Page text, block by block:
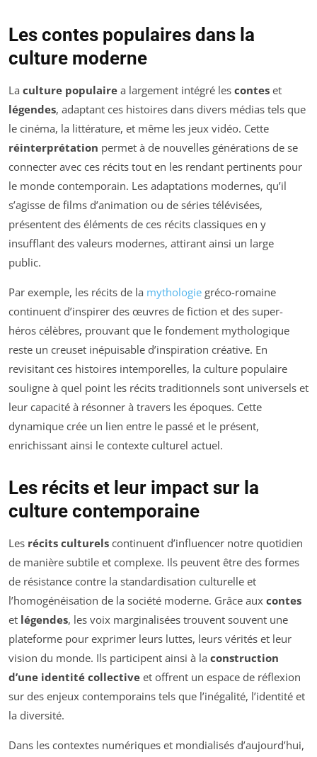
Les contes populaires dans la
culture moderne
La culture populaire a largement intégré les contes et
légendes, adaptant ces histoires dans divers médias tels que
le cinéma, la littérature, et même les jeux vidéo. Cette
réinterprétation permet à de nouvelles générations de se
connecter avec ces récits tout en les rendant pertinents pour
le monde contemporain. Les adaptations modernes, qu’il
s’agisse de films d’animation ou de séries télévisées,
présentent des éléments de ces récits classiques en y
insufflant des valeurs modernes, attirant ainsi un large
public.
Par exemple, les récits de la mythologie gréco-romaine
continuent d’inspirer des œuvres de fiction et des super-
héros célèbres, prouvant que le fondement mythologique
reste un creuset inépuisable d’inspiration créative. En
revisitant ces histoires intemporelles, la culture populaire
souligne à quel point les récits traditionnels sont universels et
leur capacité à résonner à travers les époques. Cette
dynamique crée un lien entre le passé et le présent,
enrichissant ainsi le contexte culturel actuel.
Les récits et leur impact sur la
culture contemporaine
Les récits culturels continuent d’influencer notre quotidien
de manière subtile et complexe. Ils peuvent être des formes
de résistance contre la standardisation culturelle et
l’homogénéisation de la société moderne. Grâce aux contes
et légendes, les voix marginalisées trouvent souvent une
plateforme pour exprimer leurs luttes, leurs vérités et leur
vision du monde. Ils participent ainsi à la construction
d’une identité collective et offrent un espace de réflexion
sur des enjeux contemporains tels que l’inégalité, l’identité et
la diversité.
Dans les contextes numériques et mondialisés d’aujourd’hui,